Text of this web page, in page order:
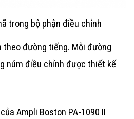
trong bộ phận điều chỉnh
theo đường tiếng. Mỗi đường
núm điều chỉnh được thiết kế
Ampli Boston PA-1090 II